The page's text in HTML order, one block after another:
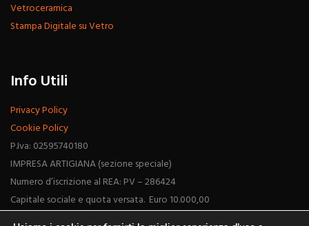
Vetroceramica
Stampa Digitale su Vetro
Info Utili
Privacy Policy
Cookie Policy
P.Iva: 02595740180
IMPRESA ARTIGIANA (sezione speciale)
Numero d’iscrizione al REA: PV – 286424
Capitale sociale e quota versata. Euro 10.000,00